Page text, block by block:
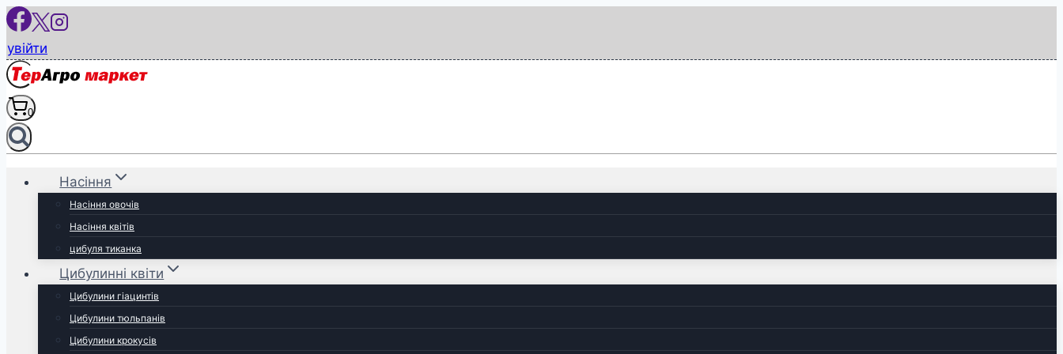
Перейти
вмісту
увійти
0
Насіння
Насіння овочів
Насіння квітів
цибуля тиканка
Цибулинні квіти
Цибулини гіацинтів
Цибулини тюльпанів
Цибулини крокусів